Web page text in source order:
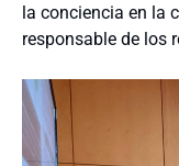
la conciencia en la
responsable de los